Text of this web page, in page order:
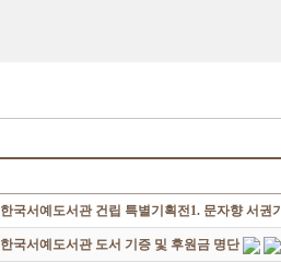
한국서예도서관 건립 특별기획전1. 문자향 서권기
한국서예도서관 도서 기증 및 후원금 명단